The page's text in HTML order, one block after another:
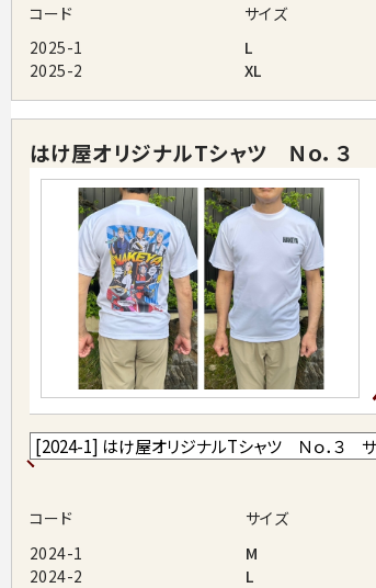
コード サイズ
2025-1
L
2025-2
XL
はけ屋オリジナルTシャツ Ｎｏ．３
コード サイズ
2024-1
M
2024-2
L